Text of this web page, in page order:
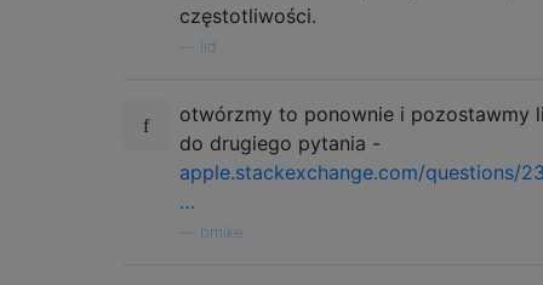
częstotliwości.
lid
otwórzmy to ponownie i pozostawmy
do drugiego pytania -
apple.stackexchange.com/questions/
…
bmike